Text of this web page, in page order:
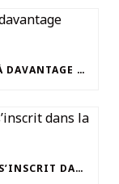
SANTÉ AU TRAVAIL : DES MANAGERS À DAVANTAGE OUTILLER
UN CHARGES ET PRODUITS 2027 QUI S’INSCRIT DANS LA CONTINUITÉ